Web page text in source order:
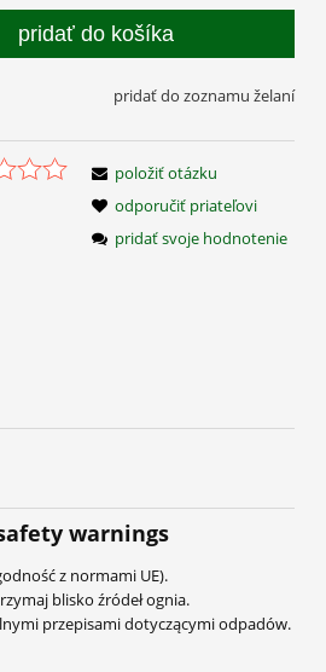
pridať do košíka
pridať do zoznamu želaní
položiť otázku
odporučiť priateľovi
pridať svoje hodnotenie
warnings
z normami UE).
blisko źródeł ognia.
przepisami dotyczącymi odpadów.